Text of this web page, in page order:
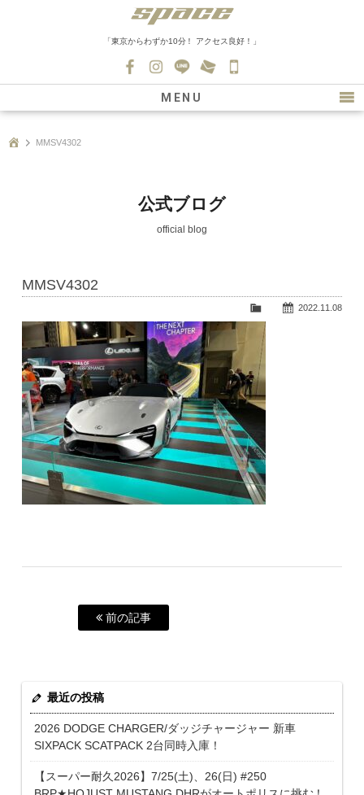
「東京からわずか10分！ アクセス良好！」
0139
MENU
新車情報
在庫車情報
会社紹介
スタッフ募集
MMSV4302
公式ブログ
official blog
MMSV4302
2022.11.08
前の記事
最近の投稿
2026 DODGE CHARGER/ダッジチャージャー 新車
SIXPACK SCATPACK 2台同時入庫！
【スーパー耐久2026】7/25(土)、26(日) #250